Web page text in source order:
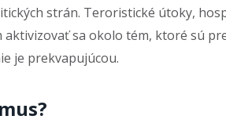
strán. Teroristické útoky,
sa okolo tém, ktoré sú
je prekvapujúcou.